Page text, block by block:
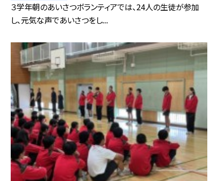
３学年朝のあいさつボランティアでは、24人の生徒が参加
し、元気な声であいさつをし...